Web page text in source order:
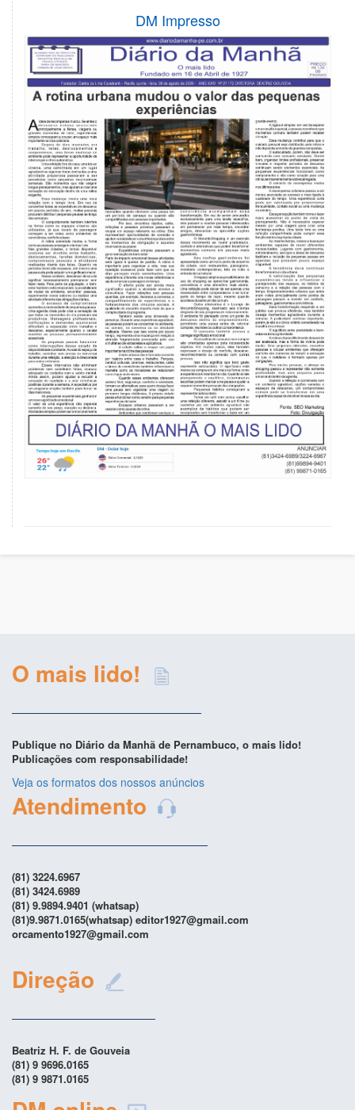
DM Impresso
O mais lido!
Publique no Diário da Manhã de Pernambuco, o mais lido!
Publicações com responsabilidade!
Veja os formatos dos nossos anúncios
Atendimento
(81) 3224.6967
(81) 3424.6989
(81) 9.9894.9401 (whatsap)
(81)9.9871.0165(whatsap) editor1927@gmail.com
orcamento1927@gmail.com
Direção
Beatriz H. F. de Gouveia
(81) 9 9696.0165
(81) 9 9871.0165